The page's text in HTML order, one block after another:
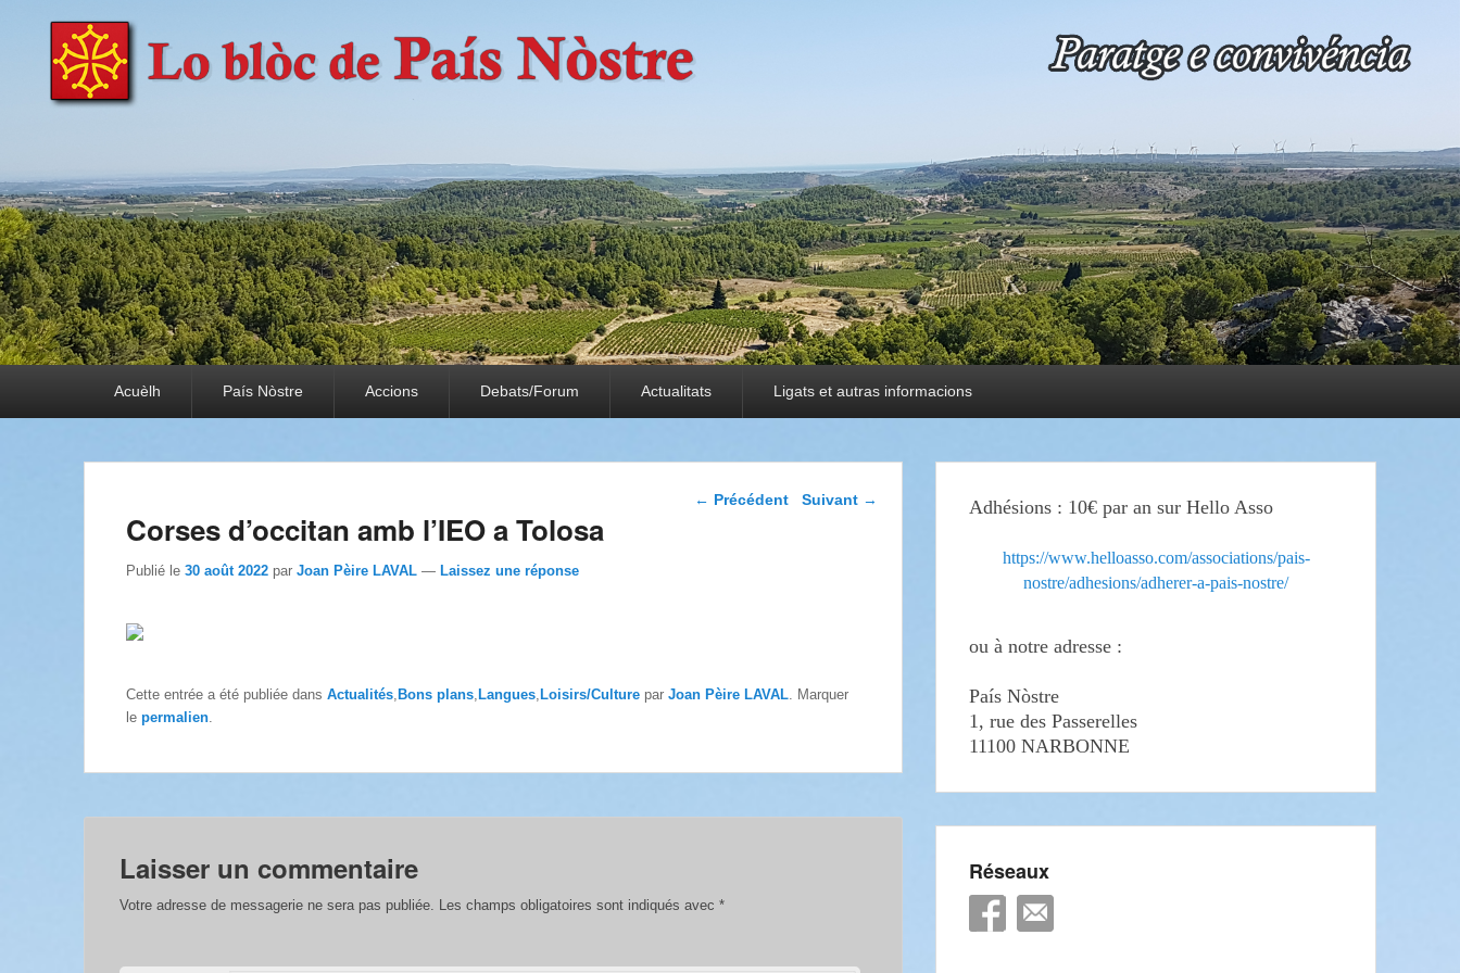
País Nòstre
Paratge e Convivència
Acuèlh País Nòstre Accions Debats/Forum Actualitats Ligats et autras informacions
Navigation dans les
← Précédent Suivant →
Corses d’occitan amb l’IEO a Tolosa
Publié le 30 août 2022 par Joan Pèire LAVAL — Laissez une réponse
Cette entrée a été publiée dans Actualités Bons plans Langues Loisirs/Culture par Joan Pèire LAVAL . Marquer
le permalien
Laisser un commentaire
Votre adresse de messagerie ne sera pas publiée. Les champs obligatoires sont indiqués avec *
Adhésions : 10€ par an sur Hello Asso
https://www.helloasso.com/associations/pais-
nostre/adhesions/adherer-a-pais-nostre/
ou à notre adresse :
País Nòstre
1, rue des Passerelles
11100 NARBONNE
Réseaux